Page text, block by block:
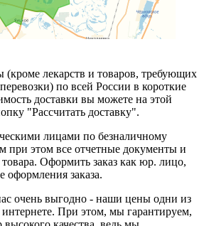
(кроме лекарств и товаров, требующих
по всей России в короткие
доставки вы можете на этой
"Рассчитать доставку".
лицами по безналичному
при этом все отчетные документы и
Оформить заказ как юр. лицо,
оформления заказа.
очень выгодно - наши цены одни из
При этом, мы гарантируем,